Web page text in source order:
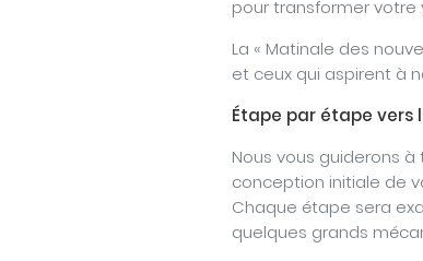
pour transformer votre
La « Matinale des
et ceux qui aspirent à
Étape par étape vers
Nous vous guiderons
conception initiale de
Chaque étape sera
quelques grands